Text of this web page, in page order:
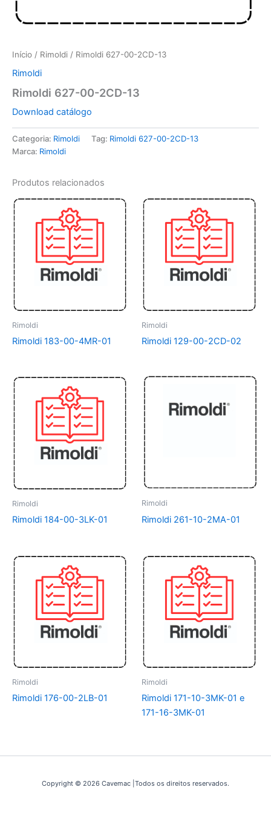
Início / Rimoldi / Rimoldi 627-00-2CD-13
Rimoldi
Rimoldi 627-00-2CD-13
Download catálogo
Categoria: Rimoldi Tag: Rimoldi 627-00-2CD-13
Marca: Rimoldi
Produtos relacionados
Rimoldi
Rimoldi 183-00-4MR-01
Rimoldi
Rimoldi 129-00-2CD-02
Rimoldi
Rimoldi 184-00-3LK-01
Rimoldi
Rimoldi 261-10-2MA-01
Rimoldi
Rimoldi 176-00-2LB-01
Rimoldi
Rimoldi 171-10-3MK-01 e
171-16-3MK-01
Copyright © 2026 Cavemac |Todos os direitos reservados.